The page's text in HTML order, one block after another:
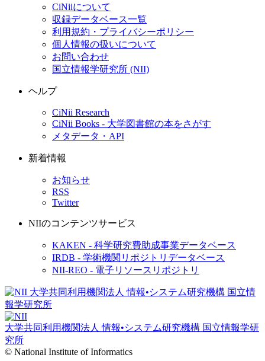
CiNiiについて
収録データベース一覧
利用規約・プライバシーポリシー
個人情報の扱いについて
お問い合わせ
国立情報学研究所 (NII)
ヘルプ
CiNii Research
CiNii Books - 大学図書館の本をさがす
メタデータ・API
新着情報
お知らせ
RSS
Twitter
NIIのコンテンツサービス
KAKEN - 科学研究費助成事業データベース
IRDB - 学術機関リポジトリデータベース
NII-REO - 電子リソースリポジトリ
大学共同利用機関法人 情報•システム研究機構 国立情報学研
究所
© National Institute of Informatics